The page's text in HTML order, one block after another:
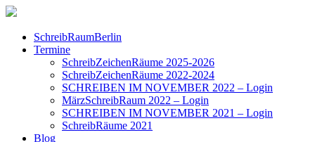
SchreibRaumBerlin
Termine
SchreibZeichenRäume 2025-2026
SchreibZeichenRäume 2022-2024
SCHREIBEN IM NOVEMBER 2022 – Login
MärzSchreibRaum 2022 – Login
SCHREIBEN IM NOVEMBER 2021 – Login
SchreibRäume 2021
Blog